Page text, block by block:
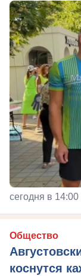
сегодня в 14:00
Общество
коснутся